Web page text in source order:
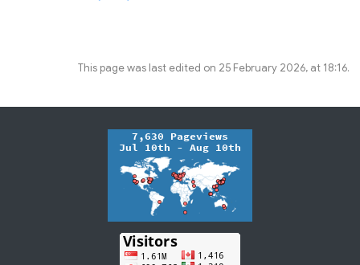
This page was last edited on 25 February 2026, at 18:16.